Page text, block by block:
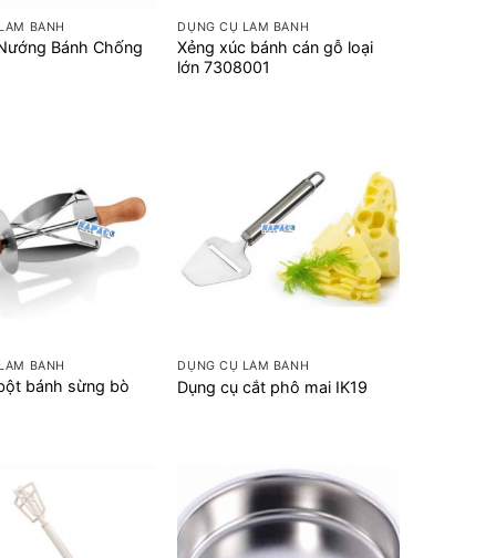
BÁNH
Bánh Chống
DỤNG CỤ LÀM BÁNH
Xẻng xúc bánh cán gỗ loại
lớn 7308001
BÁNH
bánh sừng bò
DỤNG CỤ LÀM BÁNH
Dụng cụ cắt phô mai IK19